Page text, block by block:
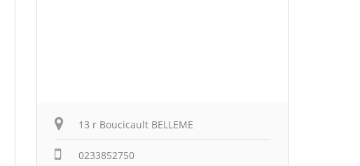
13 r Boucicault BELLEME
0233852750